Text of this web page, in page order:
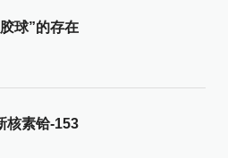
球”的存在
核素铪-153